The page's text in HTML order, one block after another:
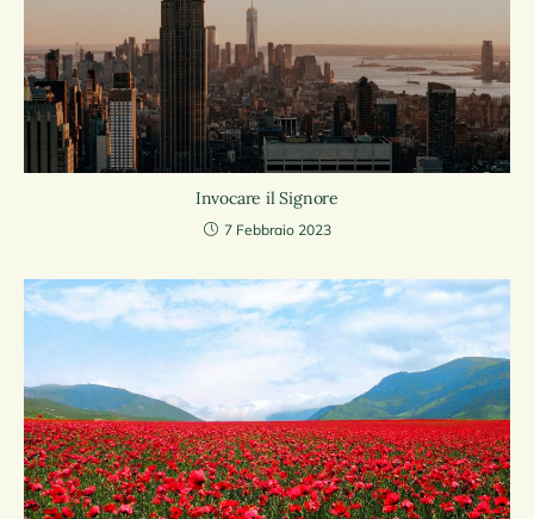
Invocare il Signore
7 Febbraio 2023